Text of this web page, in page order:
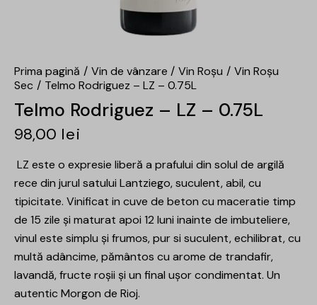
Prima pagină Vin de vânzare Vin Roșu
Vin Roșu
Sec
Telmo Rodriguez – LZ – 0.75L
Telmo Rodriguez – LZ – 0.75L
98,00 lei
LZ este o expresie liberă a prafului din solul de argilă
rece din jurul satului Lantziego, suculent, abil, cu
tipicitate. Vinificat in cuve de beton cu maceratie timp
de 15 zile și maturat apoi 12 luni inainte de imbuteliere,
vinul este simplu și frumos, pur si suculent, echilibrat, cu
multă adâncime, pământos cu arome de trandafir,
lavandă, fructe roșii și un final ușor condimentat. Un
autentic Morgon de Rioj.